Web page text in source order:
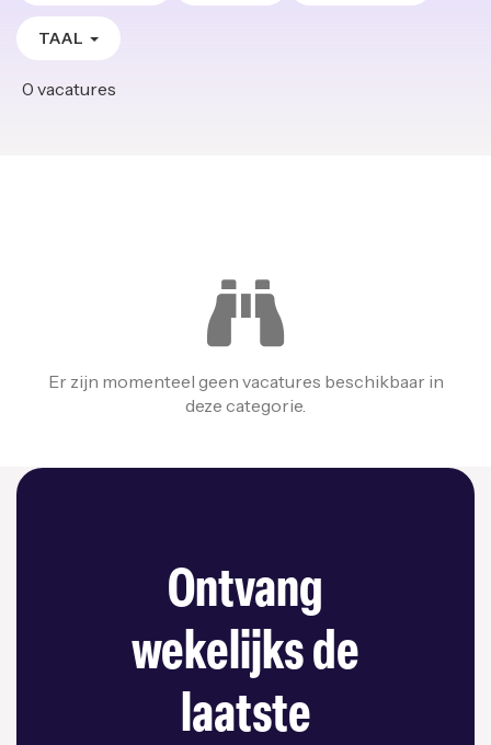
TAAL
0 vacatures
Er zijn momenteel geen vacatures beschikbaar in
deze categorie.
Ontvang
wekelijks de
laatste